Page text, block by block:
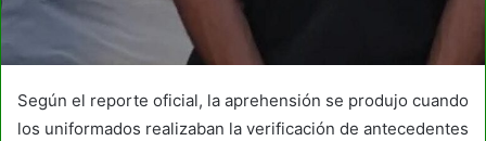
Según el reporte oficial, la aprehensión se produjo cuando
los uniformados realizaban la verificación de antecedentes